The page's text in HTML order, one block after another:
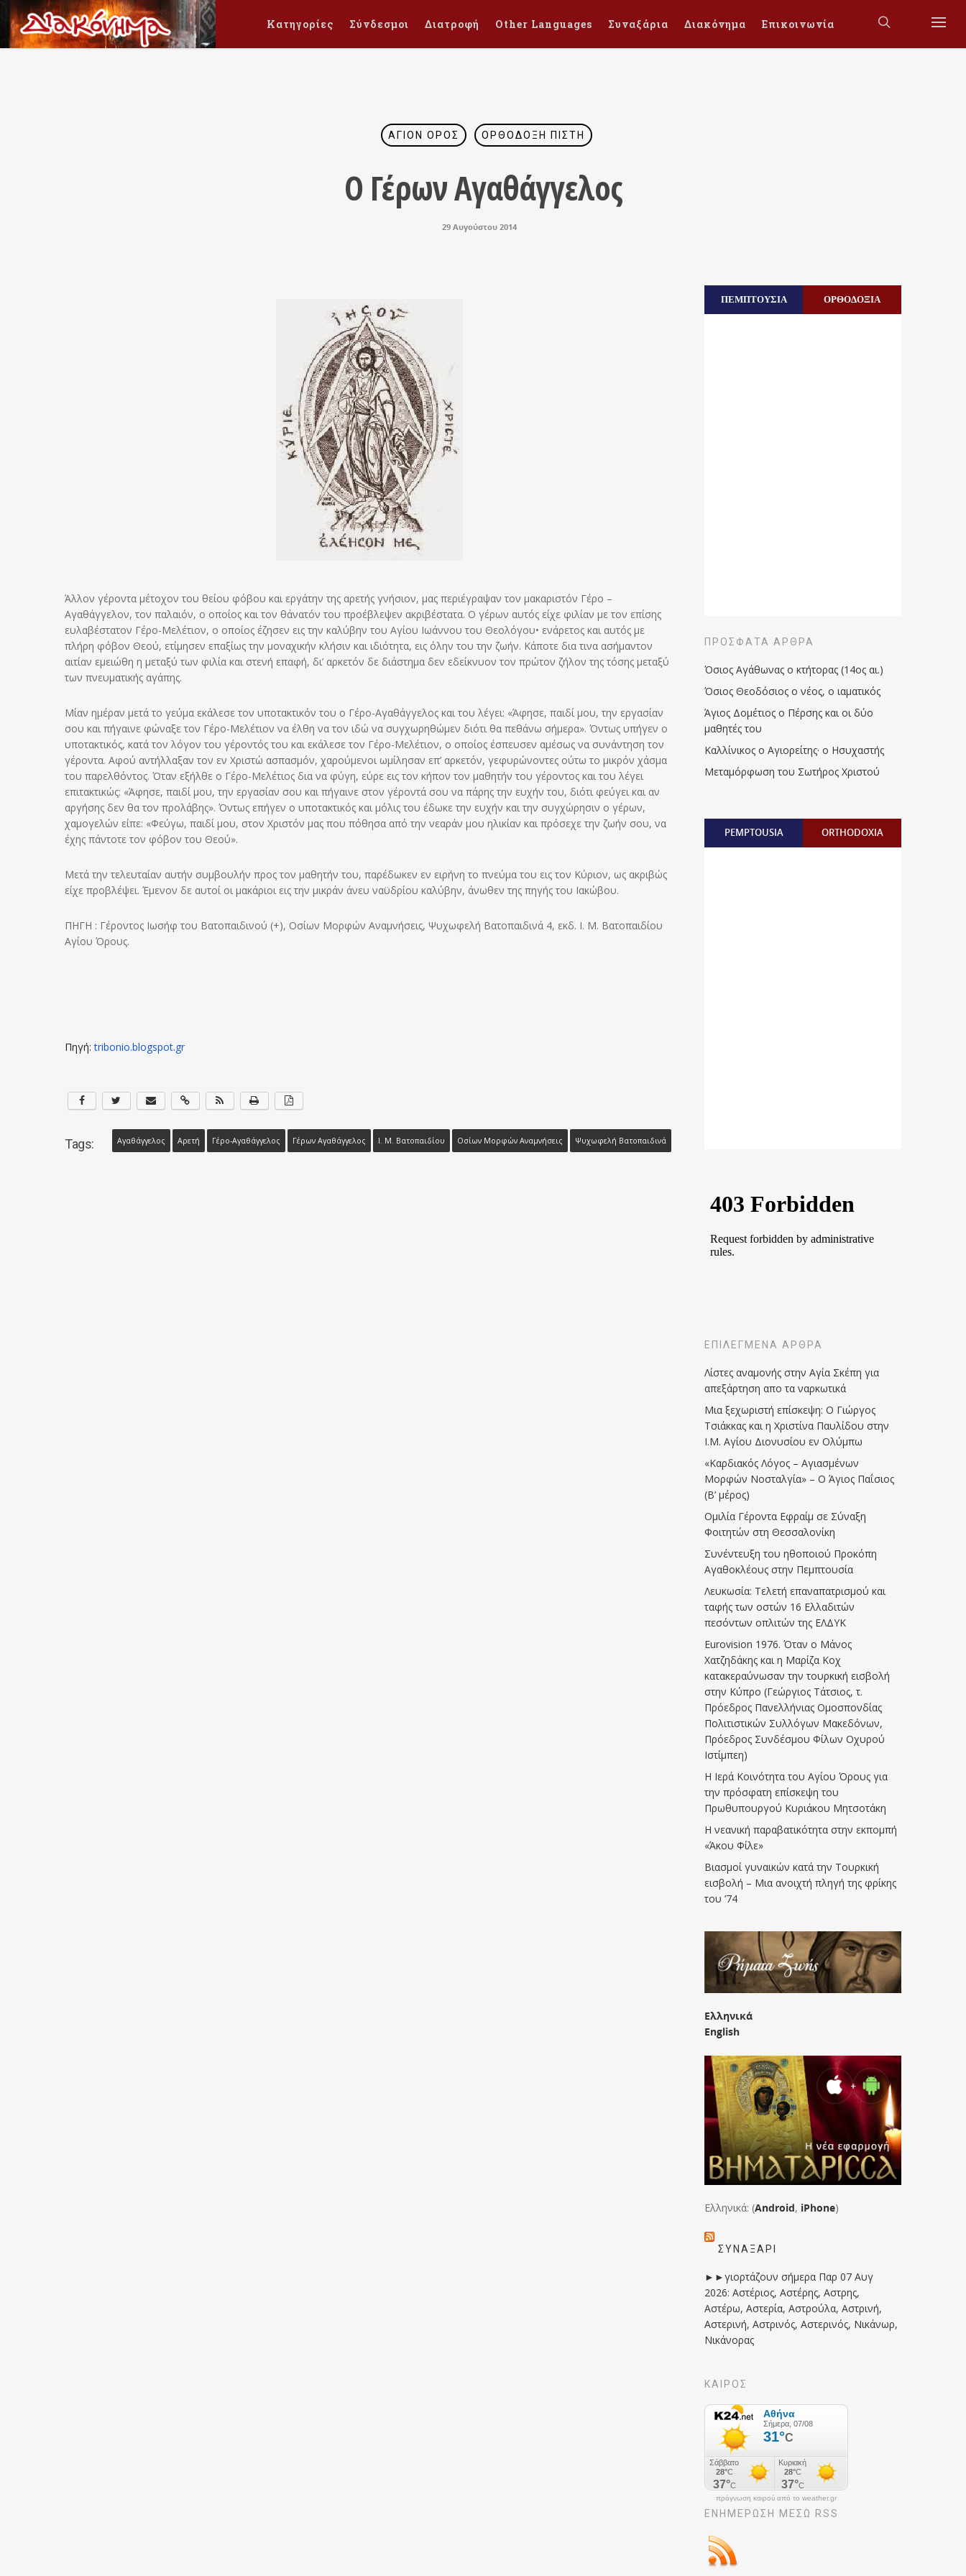
Κατηγορίες Σύνδεσμοι Διατροφή Other Languages Συναξάρια Διακόνημα Επικοινωνία
ΆΓΙΟΝ ΌΡΟΣ ΟΡΘΌΔΟΞΗ ΠΊΣΤΗ
Ο Γέρων Αγαθάγγελος
29 Αυγούστου 2014
Άλλον γέροντα μέτοχον του θείου φόβου και εργάτην της αρετής γνήσιον, μας περιέγραψαν τον μακαριστόν Γέρο –
Αγαθάγγελον, τον παλαιόν, ο οποίος και τον θάνατόν του προέβλεψεν ακριβέστατα. Ο γέρων αυτός είχε φιλίαν με τον επίσης
ευλαβέστατον Γέρο-Μελέτιον, ο οποίος έζησεν εις την καλύβην του Αγίου Ιωάννου του Θεολόγου• ενάρετος και αυτός με
πλήρη φόβον Θεού, ετίμησεν επαξίως την μοναχικήν κλήσιν και ιδιότητα, εις όλην του την ζωήν. Κάποτε δια τινα ασήμαντον
αιτίαν εμειώθη η μεταξύ των φιλία και στενή επαφή, δι’ αρκετόν δε διάστημα δεν εδείκνυον τον πρώτον ζήλον της τόσης μεταξύ
των πνευματικής αγάπης.
Μίαν ημέραν μετά το γεύμα εκάλεσε τον υποτακτικόν του ο Γέρο-Αγαθάγγελος και του λέγει: «Άφησε, παιδί μου, την εργασίαν
σου και πήγαινε φώναξε τον Γέρο-Μελέτιον να έλθη να τον ιδώ να συγχωρηθώμεν διότι θα πεθάνω σήμερα». Όντως υπήγεν ο
υποτακτικός, κατά τον λόγον του γέροντός του και εκάλεσε τον Γέρο-Μελέτιον, ο οποίος έσπευσεν αμέσως να συνάντηση τον
γέροντα. Αφού αντήλλαξαν τον εν Χριστώ ασπασμόν, χαρούμενοι ωμίλησαν επ’ αρκετόν, γεφυρώνοντες ούτω το μικρόν χάσμα
του παρελθόντος. Όταν εξήλθε ο Γέρο-Μελέτιος δια να φύγη, εύρε εις τον κήπον τον μαθητήν του γέροντος και του λέγει
επιτακτικώς: «Άφησε, παιδί μου, την εργασίαν σου και πήγαινε στον γέροντά σου να πάρης την ευχήν του, διότι φεύγει και αν
αργήσης δεν θα τον προλάβης». Όντως επήγεν ο υποτακτικός και μόλις του έδωκε την ευχήν και την συγχώρησιν ο γέρων,
χαμογελών είπε: «Φεύγω, παιδί μου, στον Χριστόν μας που πόθησα από την νεαράν μου ηλικίαν και πρόσεχε την ζωήν σου, να
έχης πάντοτε τον φόβον του Θεού».
Μετά την τελευταίαν αυτήν συμβουλήν προς τον μαθητήν του, παρέδωκεν εν ειρήνη το πνεύμα του εις τον Κύριον, ως ακριβώς
είχε προβλέψει. Έμενον δε αυτοί οι μακάριοι εις την μικράν άνευ ναϋδρίου καλύβην, άνωθεν της πηγής του Ιακώβου.
ΠΗΓΗ : Γέροντος Ιωσήφ του Βατοπαιδινού (+), Οσίων Μορφών Αναμνήσεις, Ψυχωφελή Βατοπαιδινά 4, εκδ. Ι. Μ. Βατοπαιδίου
Αγίου Όρους.
Πηγή:tribonio.blogspot.gr
Tags: Αγαθάγγελος Αρετή Γέρο-Αγαθάγγελος Γέρων Αγαθάγγελος Ι. Μ. Βατοπαιδίου Οσίων Μορφών Αναμνήσεις Ψυχωφελή Βατοπαιδινά
ΠΕΜΠΤΟΥΣΙΑ ΟΡΘΟΔΟΞΙΑ
ΠΡΌΣΦΑΤΑ ΆΡΘΡΑ
Όσιος Αγάθωνας ο κτήτορας (14ος αι.)
Όσιος Θεοδόσιος ο νέος, ο ιαματικός
Άγιος Δομέτιος ο Πέρσης και οι δύο
μαθητές του
Καλλίνικος ο Αγιορείτης · ο Ησυχαστής
Μεταμόρφωση του Σωτήρος Χριστού
PEMPTOUSIA ORTHODOXIA
ΕΠΙΛΕΓΜΈΝΑ ΆΡΘΡΑ
Λίστες αναμονής στην Αγία Σκέπη για
απεξάρτηση απο τα ναρκωτικά
Μια ξεχωριστή επίσκεψη: Ο Γιώργος
Τσιάκκας και η Χριστίνα Παυλίδου στην
Ι.Μ. Αγίου Διονυσίου εν Ολύμπω
«Καρδιακός Λόγος – Αγιασμένων
Μορφών Νοσταλγία» – Ο Άγιος Παΐσιος
(Β’ μέρος)
Ομιλία Γέροντα Εφραίμ σε Σύναξη
Φοιτητών στη Θεσσαλονίκη
Συνέντευξη του ηθοποιού Προκόπη
Αγαθοκλέους στην Πεμπτουσία
Λευκωσία: Τελετή επαναπατρισμού και
ταφής των οστών 16 Ελλαδιτών
πεσόντων οπλιτών της ΕΛΔΥΚ
Eurovision 1976. Όταν ο Μάνος
Χατζηδάκης και η Μαρίζα Κοχ
κατακεραύνωσαν την τουρκική εισβολή
στην Κύπρο (Γεώργιος Τάτσιος, τ.
Πρόεδρος Πανελλήνιας Ομοσπονδίας
Πολιτιστικών Συλλόγων Μακεδόνων,
Πρόεδρος Συνδέσμου Φίλων Οχυρού
Ιστίμπεη)
Η Ιερά Κοινότητα του Αγίου Όρους για
την πρόσφατη επίσκεψη του
Πρωθυπουργού Κυριάκου Μητσοτάκη
Η νεανική παραβατικότητα στην εκπομπή
«Άκου Φίλε»
Βιασμοί γυναικών κατά την Τουρκική
εισβολή – Μια ανοιχτή πληγή της φρίκης
του ’74
Ελληνικά
English
Ελληνικά: (Android, iPhone)
ΣΥΝΑΞΆΡΙ
►►γιορτάζουν σήμερα Παρ 07 Αυγ
2026: Αστέριος, Αστέρης, Αστρης,
Αστέρω, Αστερία, Αστρούλα, Αστρινή,
Αστερινή, Αστρινός, Αστερινός, Νικάνωρ,
Νικάνορας
ΚΑΙΡΟΣ
πρόγνωση καιρού από το weather.gr
ΕΝΗΜΈΡΩΣΉ ΜΕΣΩ RSS